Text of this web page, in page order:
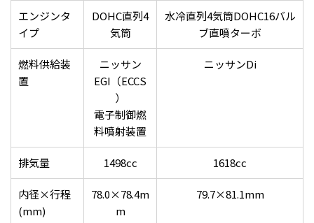
エンジンタ
イプ
DOHC直列4
気筒
水冷直列4気筒DOHC16バル
ブ直噴ターボ
燃料供給装
置
ニッサン
EGI（ECCS
）
電子制御燃
料噴射装置
ニッサンDi
排気量 1498cc 1618cc
内径×行程
(mm)
78.0×78.4m
m
79.7×81.1mm